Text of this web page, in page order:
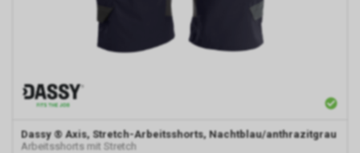
Dassy ® Axis, Stretch-Arbeitsshorts, Nachtblau/anthrazitgrau
Arbeitsshorts mit Stretch